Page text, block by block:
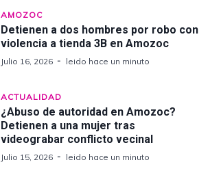
AMOZOC
Detienen a dos hombres por robo con
violencia a tienda 3B en Amozoc
Julio 16, 2026 leido hace un minuto
ACTUALIDAD
¿Abuso de autoridad en Amozoc?
Detienen a una mujer tras
videograbar conflicto vecinal
Julio 15, 2026 leido hace un minuto